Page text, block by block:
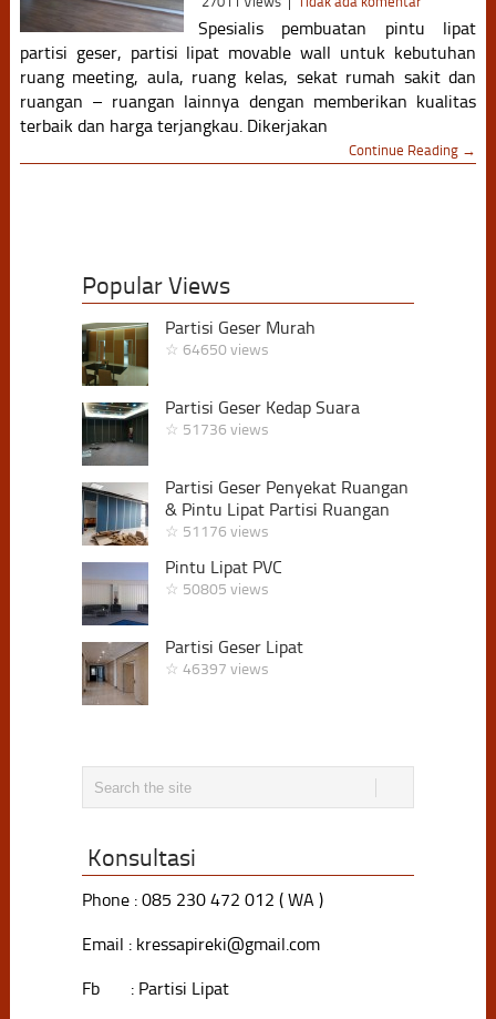
Spesialis pembuatan pintu lipat
partisi geser, partisi lipat movable wall untuk kebutuhan
ruang meeting, aula, ruang kelas, sekat rumah sakit dan
ruangan – ruangan lainnya dengan memberikan kualitas
terbaik dan harga terjangkau. Dikerjakan
Continue Reading →
Popular Views
Partisi Geser Murah
☆ 64650 views
Partisi Geser Kedap Suara
☆ 51736 views
Partisi Geser Penyekat Ruangan
& Pintu Lipat Partisi Ruangan
☆ 51176 views
Pintu Lipat PVC
☆ 50805 views
Partisi Geser Lipat
☆ 46397 views
Konsultasi
Phone : 085 230 472 012 ( WA )
Email : kressapireki@gmail.com
Fb : Partisi Lipat